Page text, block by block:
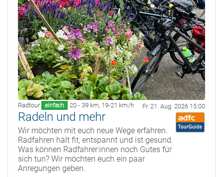
Radtour einfach 20 - 39 km, 19-21 km/h Fr. 21. Aug. 2026 15:00
Radeln und mehr
Wir möchten mit euch neue Wege erfahren.
Radfahren hält fit, entspannt und ist gesund.
Was können Radfahrer:innen noch Gutes für
sich tun? Wir möchten euch ein paar
Anregungen geben.